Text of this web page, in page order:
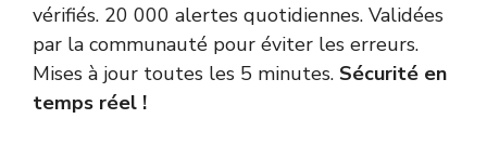
vérifiés. 20 000 alertes quotidiennes. Validées
par la communauté pour éviter les erreurs.
Mises à jour toutes les 5 minutes. Sécurité en
temps réel !